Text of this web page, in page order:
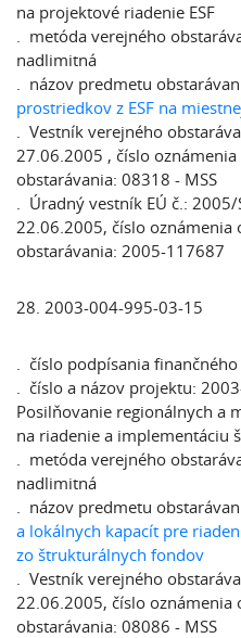
na projektové riadenie ESF
. metóda verejného
nadlimitná
. názov predmetu
prostriedkov z ESF na
. Vestník verejného
27.06.2005 , číslo
obstarávania: 08318 - MSS
. Úradný vestník EÚ č.:
22.06.2005, číslo oznámenia
obstarávania: 2005-117687
28. 2003-004-995-03-15
. číslo podpísania
. číslo a názov projektu:
Posilňovanie regionálnych a
na riadenie a implementáciu
. metóda verejného
nadlimitná
. názov predmetu
a lokálnych kapacít pre
zo štrukturálnych fondov
. Vestník verejného
22.06.2005, číslo
obstarávania: 08086 - MSS